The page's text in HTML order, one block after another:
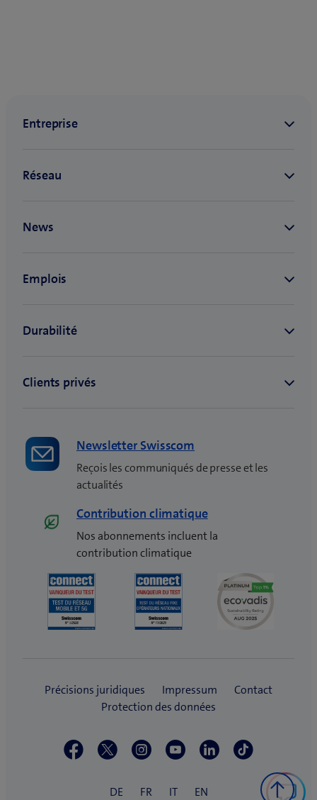
Newsletter Swisscom
Reçois les communiqués de presse et les
actualités
Contribution climatique
Nos abonnements incluent la
contribution climatique